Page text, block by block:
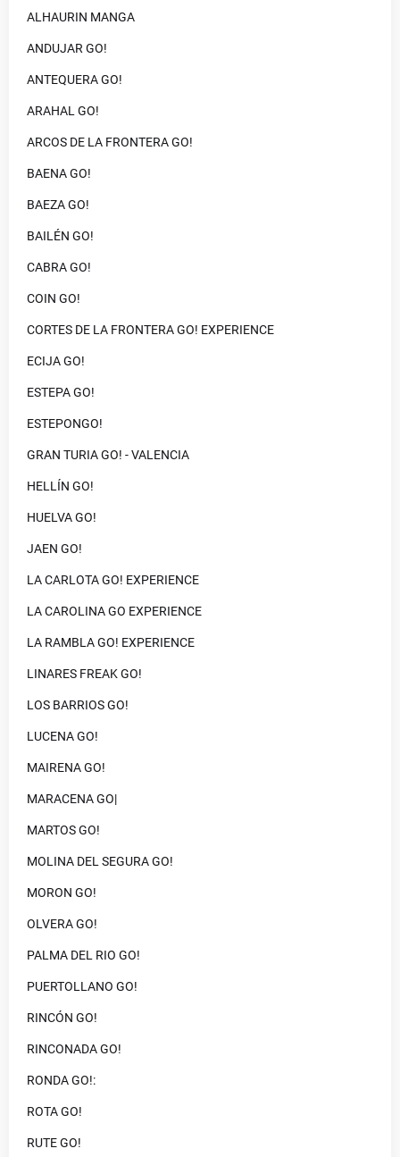
ALHAURIN MANGA
ANDUJAR GO!
ANTEQUERA GO!
ARAHAL GO!
ARCOS DE LA FRONTERA GO!
BAENA GO!
BAEZA GO!
BAILÉN GO!
CABRA GO!
COIN GO!
CORTES DE LA FRONTERA GO! EXPERIENCE
ECIJA GO!
ESTEPA GO!
ESTEPONGO!
GRAN TURIA GO! - VALENCIA
HELLÍN GO!
HUELVA GO!
JAEN GO!
LA CARLOTA GO! EXPERIENCE
LA CAROLINA GO EXPERIENCE
LA RAMBLA GO! EXPERIENCE
LINARES FREAK GO!
LOS BARRIOS GO!
LUCENA GO!
MAIRENA GO!
MARACENA GO|
MARTOS GO!
MOLINA DEL SEGURA GO!
MORON GO!
OLVERA GO!
PALMA DEL RIO GO!
PUERTOLLANO GO!
RINCÓN GO!
RINCONADA GO!
RONDA GO!:
ROTA GO!
RUTE GO!